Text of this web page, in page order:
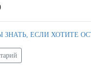
ЕСЛИ ХОТИТЕ